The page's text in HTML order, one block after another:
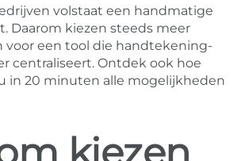
volstaat een handmatige
Daarom kiezen steeds meer
een tool die handtekening-
centraliseert. Ontdek ook hoe
in 20 minuten alle mogelijkheden